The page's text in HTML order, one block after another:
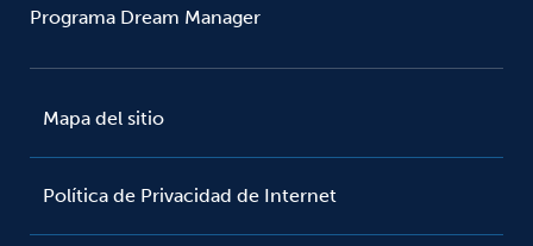
Programa Dream Manager
Mapa del sitio
Política de Privacidad de Internet